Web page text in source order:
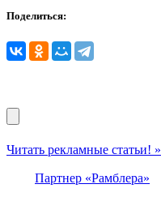
Поделиться:
Читать рекламные статьи! »
Партнер «Рамблера»